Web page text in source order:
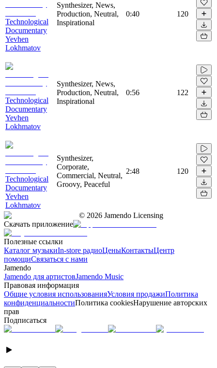
Technological
Documentary
Yevhen
Lokhmatov
Synthesizer, News,
Production, Neutral,
Inspirational
0:40 120
Technological
Documentary
Yevhen
Lokhmatov
Synthesizer, News,
Production, Neutral,
Inspirational
0:56 122
Technological
Documentary
Yevhen
Lokhmatov
Synthesizer,
Corporate,
Commercial, Neutral,
Groovy, Peaceful
2:48 120
© 2026 Jamendo Licensing
Скачать приложение
Полезные ссылки
Каталог музыкиIn-store радиоЦеныКонтактыЦентр
помощиСвязаться с нами
Jamendo
Jamendo для артистовJamendo Music
Правовая информация
Общие условия использованияУсловия продажиПолитика
конфиденциальностиПолитика cookiesНарушение авторских
прав
Подписаться